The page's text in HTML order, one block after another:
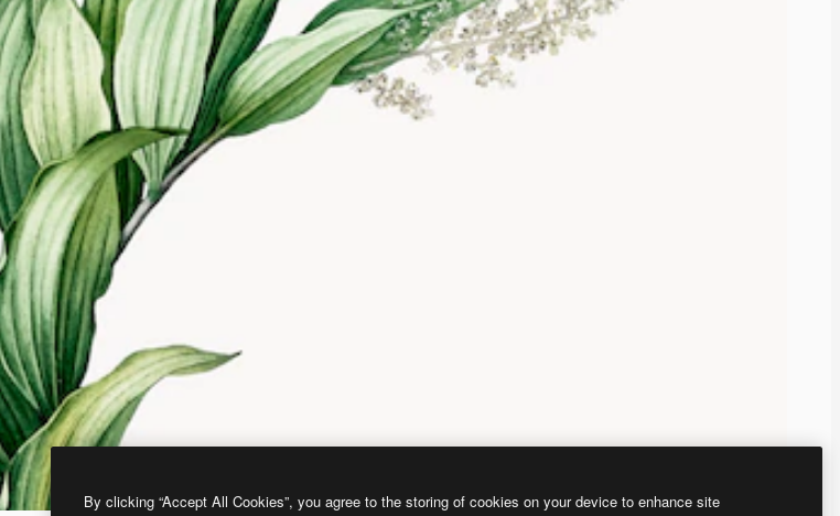
By clicking “Accept All Cookies”, you agree to the storing of cookies on your device to enhance site